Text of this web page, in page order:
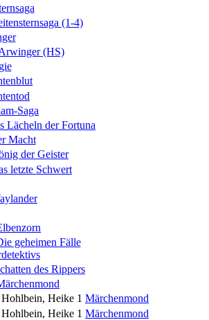
(1-4)
(HS)
Saga
Lächeln der Fortuna
Macht
der Geister
letzte Schwert
geheimen Fälle
des Rippers
Heike 1 Märchenmond
Heike 1 Märchenmond